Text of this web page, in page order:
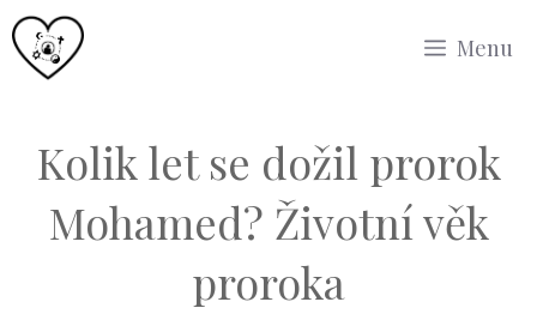
Přeskočit
na
Menu
Kolik let se dožil prorok
Mohamed? Životní věk
proroka